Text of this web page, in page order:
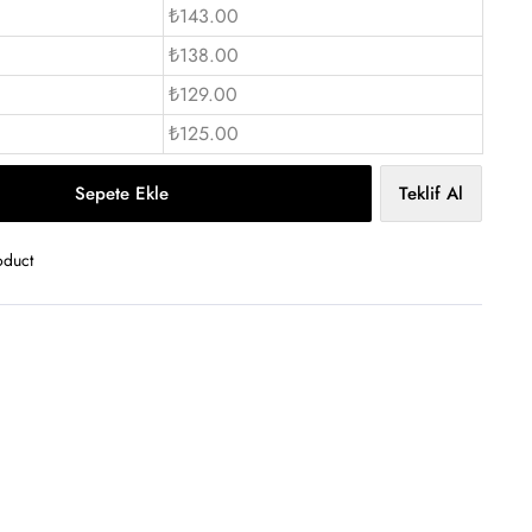
₺143.00
₺138.00
₺129.00
₺125.00
Sepete Ekle Teklif Al